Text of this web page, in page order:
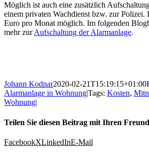
Möglich ist auch eine zusätzlich
einem privaten Wachdienst bzw. zur Polizei.
Euro pro Monat möglich. Im folgenden
mehr zurAufschaltung der Alarmanlage.
Johann Kodnar2020-02-21T15:19:15+01:00
Alarmanlage in Wohnung|Tags: Kosten,
Wohnung|
Teilen Sie diesen Beitrag mit Ihren
FacebookXLinkedInE-Mail